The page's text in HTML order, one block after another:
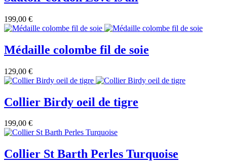
199,00 €
Médaille colombe fil de soie
129,00 €
Collier Birdy oeil de tigre
199,00 €
Collier St Barth Perles Turquoise